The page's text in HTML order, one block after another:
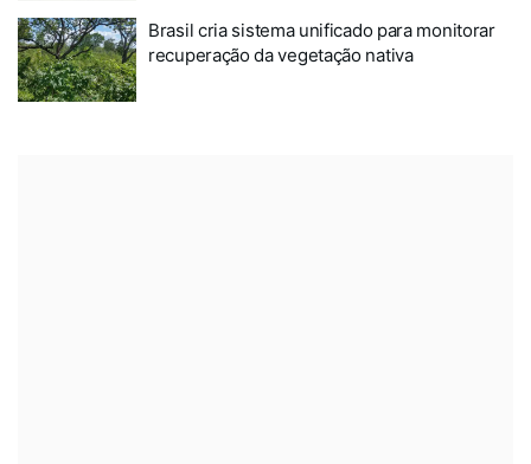
Brasil cria sistema unificado para monitorar
recuperação da vegetação nativa